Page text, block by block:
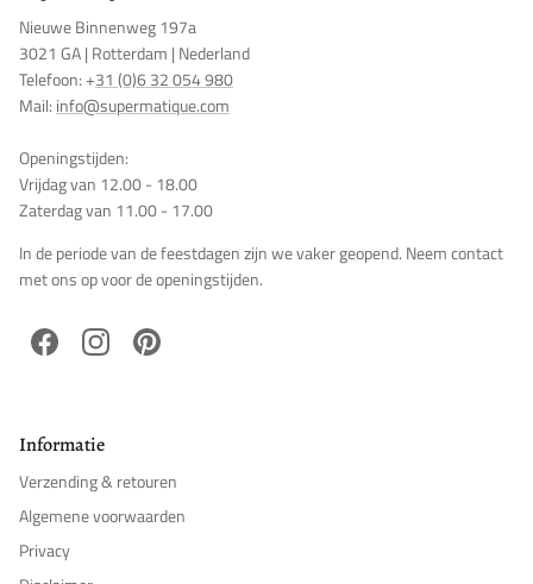
Nieuwe Binnenweg 197a
3021 GA | Rotterdam | Nederland
Telefoon: +31 (0)6 32 054 980
Mail: info@supermatique.com
Openingstijden:
Vrijdag van 12.00 - 18.00
Zaterdag van 11.00 - 17.00
In de periode van de feestdagen zijn we vaker geopend. Neem contact
met ons op voor de openingstijden.
FacebookInstagramPinterest
Informatie
Verzending & retouren
Algemene voorwaarden
Privacy